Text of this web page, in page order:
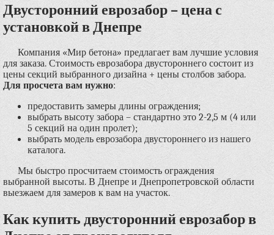
Двусторонний еврозабор – цена с
установкой в Днепре
Компания «Мир бетона» предлагает вам лучшие условия
для заказа. Стоимость еврозабора двустороннего состоит из
цены секций выбранного дизайна + цены столбов забора.
Для просчета вам нужно:
предоставить замеры длины ограждения;
выбрать высоту забора – стандартно это 2-2,5 м (4 или
5 секций на один пролет);
выбрать модель еврозабора двустороннего из нашего
каталога.
Мы быстро просчитаем стоимость ограждения
выбранной высоты. В Днепре и Днепропетровской области
выезжаем для замеров к вам на участок.
Как купить двусторонний еврозабор в